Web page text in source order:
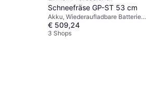
Schneefräse GP-ST 53 cm
Akku, Wiederaufladbare Batterie
Schneefräse
€ 509,24
3 Shops